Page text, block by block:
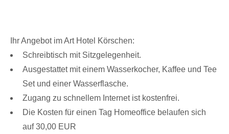
Ihr Angebot im Art Hotel Körschen:
Schreibtisch mit Sitzgelegenheit.
Ausgestattet mit einem Wasserkocher, Kaffee und Tee
Set und einer Wasserflasche.
Zugang zu schnellem Internet ist kostenfrei.
Die Kosten für einen Tag Homeoffice belaufen sich
auf 30,00 EUR